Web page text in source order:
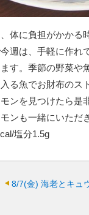
体に負担がかかる
週は、手軽に作れ
す。季節の野菜や
る魚でお財布のス
ンを見つけたら是
ンも一緒にいただ
塩分1.5g
8/7(金) 海老とキュ